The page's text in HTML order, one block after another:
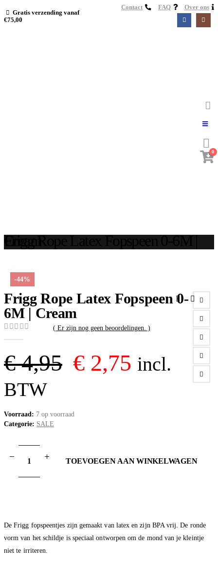
Gratis verzending vanaf
€75,00
Contact FAQ Over ons
0
Frigg Rope Latex Fopspeen 0-6M | Cream
-44%
Frigg Rope Latex Fopspeen 0-
6M | Cream
( Er zijn nog geen beoordelingen. )
€4,95
was:
€ 2,75 Huidige
incl.
BTW
Voorraad: 7 op voorraad
Categorie: SALE
TOEVOEGEN AAN WINKELWAGEN
De Frigg fopspeentjes zijn gemaakt van latex en zijn BPA vrij. De ronde
vorm van het schildje is speciaal ontworpen om de mond van je kleintje
niet te irriteren.